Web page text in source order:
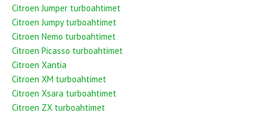
Citroen Jumper turboahtimet
Citroen Jumpy turboahtimet
Citroen Nemo turboahtimet
Citroen Picasso turboahtimet
Citroen Xantia
Citroen XM turboahtimet
Citroen Xsara turboahtimet
Citroen ZX turboahtimet